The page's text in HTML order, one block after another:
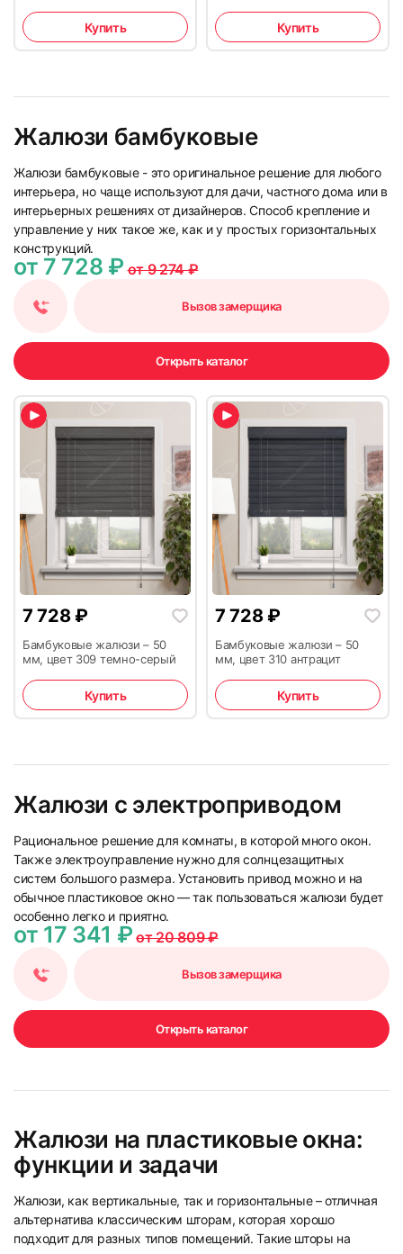
Купить Купить
Жалюзи бамбуковые
Жалюзи бамбуковые - это оригинальное решение для любого
интерьера, но чаще используют для дачи, частного дома или в
интерьерных решениях от дизайнеров. Способ крепление и
управление у них такое же, как и у простых горизонтальных
конструкций.
от 7 728 ₽от 9 274 ₽
Вызов замерщика
Открыть каталог
7 728 ₽
Бамбуковые жалюзи – 50
мм, цвет 309 темно-серый
Купить
7 728 ₽
Бамбуковые жалюзи – 50
мм, цвет 310 антрацит
Купить
Жалюзи с электроприводом
Рациональное решение для комнаты, в которой много окон.
Также электроуправление нужно для солнцезащитных
систем большого размера. Установить привод можно и на
обычное пластиковое окно — так пользоваться жалюзи будет
особенно легко и приятно.
от 17 341 ₽от 20 809 ₽
Вызов замерщика
Открыть каталог
Жалюзи на пластиковые окна:
функции и задачи
Жалюзи, как вертикальные, так и горизонтальные – отличная
альтернатива классическим шторам, которая хорошо
подходит для разных типов помещений. Такие шторы на